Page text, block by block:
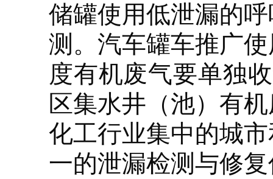
储罐使用低泄漏的
测。汽车罐车推广
度有机废气要单独
区集水井（池）有
化工行业集中的城
一的泄漏检测与修